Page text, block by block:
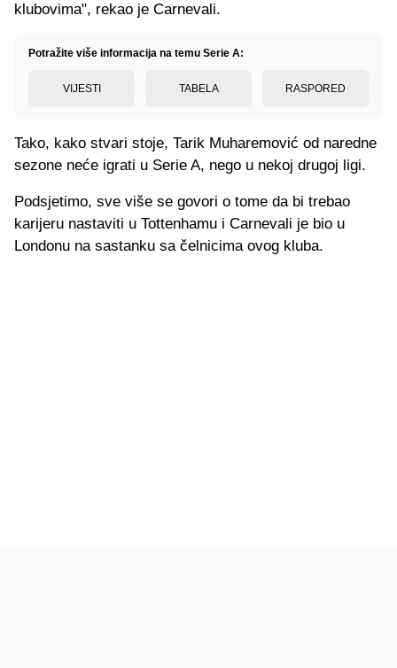
klubovima", rekao je Carnevali.
Potražite više informacija na temu Serie A:
VIJESTI TABELA RASPORED
Tako, kako stvari stoje, Tarik Muharemović od naredne
sezone neće igrati u Serie A, nego u nekoj drugoj ligi.
Podsjetimo, sve više se govori o tome da bi trebao
karijeru nastaviti u Tottenhamu i Carnevali je bio u
Londonu na sastanku sa čelnicima ovog kluba.